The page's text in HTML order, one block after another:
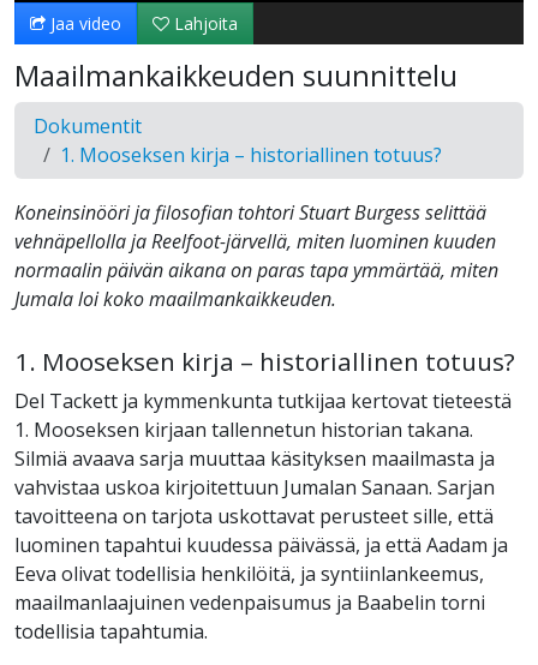
Jaa video Lahjoita
Maailmankaikkeuden suunnittelu
Dokumentit
1. Mooseksen kirja – historiallinen totuus?
Koneinsinööri ja filosofian tohtori Stuart Burgess selittää
vehnäpellolla ja Reelfoot-järvellä, miten luominen kuuden
normaalin päivän aikana on paras tapa ymmärtää, miten
Jumala loi koko maailmankaikkeuden.
1. Mooseksen kirja – historiallinen totuus?
Del Tackett ja kymmenkunta tutkijaa kertovat tieteestä
1. Mooseksen kirjaan tallennetun historian takana.
Silmiä avaava sarja muuttaa käsityksen maailmasta ja
vahvistaa uskoa kirjoitettuun Jumalan Sanaan. Sarjan
tavoitteena on tarjota uskottavat perusteet sille, että
luominen tapahtui kuudessa päivässä, ja että Aadam ja
Eeva olivat todellisia henkilöitä, ja syntiinlankeemus,
maailmanlaajuinen vedenpaisumus ja Baabelin torni
todellisia tapahtumia.